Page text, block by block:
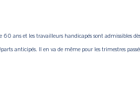
ans et les travailleurs handicapés sont admissibles
anticipés. Il en va de même pour les trimestres